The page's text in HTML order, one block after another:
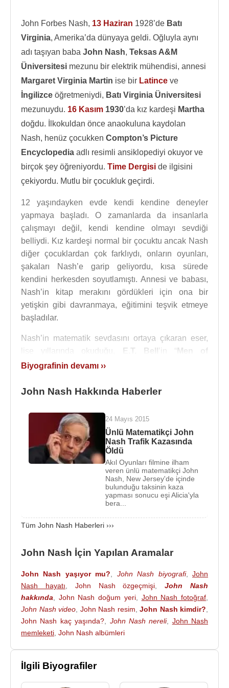
John Forbes Nash, 13 Haziran 1928’de Batı
Virginia, Amerika’da dünyaya geldi. Oğluyla aynı
adı taşıyan baba John Nash, Teksas A&M
Üniversitesi mezunu bir elektrik mühendisi, annesi
Margaret Virginia Martin ise bir Latince ve
İngilizce öğretmeniydi, Batı Virginia Üniversitesi
mezunuydu. 16 Kasım 1930’da kız kardeşi Martha
doğdu. İlkokuldan önce anaokuluna kaydolan
Nash, henüz çocukken Compton’s Picture
Encyclopedia adlı resimli ansiklopediyi okuyor ve
birçok şey öğreniyordu. Time Dergisi de ilgisini
çekiyordu. Mutlu bir çocukluk geçirdi.
12 yaşındayken evde kendi kendine deneyler
yapmaya başladı. O zamanlarda da insanlarla
çalışmayı değil, kendi kendine olmayı sevdiği
belliydi. Kız kardeşi normal bir çocuktu ancak Nash
diğer çocuklardan çok farklıydı, onların oyunları,
şakaları Nash’e garip geliyordu, kısa sürede
kendini herkesden soyutlamıştı. Annesi ve babası,
Nash’in kitap merakını gördükleri için ona bir
yetişkin gibi davranmaya, eğitimini teşvik etmeye
başladılar.
Nash’in matematik sevdasını ortaya çıkaran eser,
lise yıllarında okuduğu,
E.T. Bell ’in “ Men of
Mathematics ” adlı kitabı oldu. Lisede okuduğu
almaya başladı. Liseyi bitirdikten sonra
Technologyadlı üniversiteye kaydoldu, bölümü ise
kimya mühendisliğiydi. Ancak Nash bu bölümden
ayrılarak kimya bölümüne, daha sonra da
matematiğe geçti. 1948yılında hem lisans, hem de
master derecesini aldı. Mezun olduktan sonra bir
donanma projesi üzerinde çalışmaya başladı.
Nash bir süre sonra “Denkleştirme Kuramı
Üniversitesi’ne gitti. Hem Princeton’dan hem de
ailesinin yaşadığı yer olanBluefield’a yakınlığı ve
sayesinde, Princeton’a gitmeyi tercih etti. 1950
yılında doktorasını buradan aldı. Doktora tezi, daha
sonra “Nash Dengesi” adını taşıyacak olan, “Oyun
Teorisi”nin en önemli parçalarından olan bir
çalışmaydı. Bu çalışması 3 makaleyi beraberinde
(1950), “The Bargaining Problem” (1950) ve “Two-
person Cooperative Games
Biyografinin devamı ››
John Nash Hakkında Haberler
24 Mayıs 2015
Ünlü Matematikçi John
Nash Trafik Kazasında
Öldü
Akıl Oyunları filmine ilham
veren ünlü matematikçi John
Nash, New Jersey'de içinde
bulunduğu taksinin kaza
yapması sonucu eşi Alicia'yla
bera...
Tüm John Nash Haberleri ›››
John Nash İçin Yapılan Aramalar
John Nash yaşıyor mu? John Nash biyografi,John
Nash hayatı
John Nash özgeçmişi ,John Nash
hakkında
John Nash doğum yeri, John Nash fotoğraf
John Nash video John Nash resim John Nash kimdir?
John Nash kaç yaşında?
John Nash nereli, John Nash
memleketi John Nash albümleri
İlgili Biyografiler